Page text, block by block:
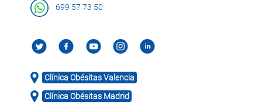
699 57 73 50
Clínica Obésitas Valencia
Clínica Obésitas Madrid